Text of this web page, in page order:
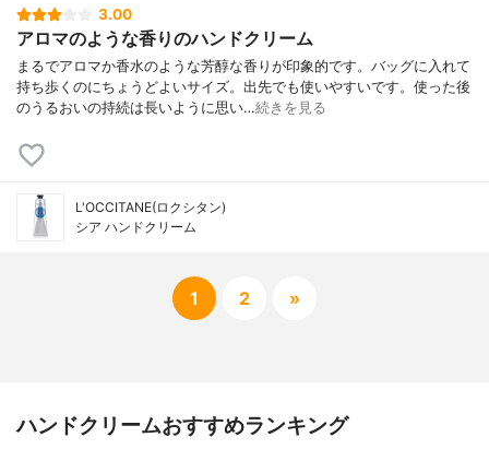
3.00
アロマのような香りのハンドクリーム
まるでアロマか香水のような芳醇な香りが印象的です。バッグに入れて
持ち歩くのにちょうどよいサイズ。出先でも使いやすいです。使った後
のうるおいの持続は長いように思い…続きを見る
L'OCCITANE(ロクシタン)
シア ハンドクリーム
1 2 »
ハンドクリームおすすめランキング